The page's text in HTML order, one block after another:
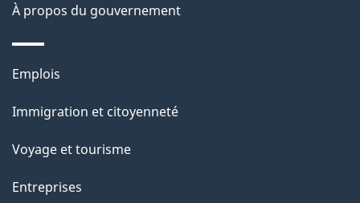
n
s
u
r
c
t
t
À propos du gouvernement
Thèmes
sujets
Emplois
Immigration et citoyenneté
Voyage et tourisme
Entreprises